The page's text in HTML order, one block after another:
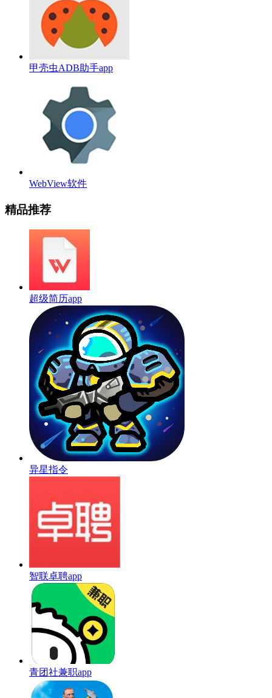
甲壳虫ADB助手app
WebView软件
精品推荐
超级简历app
异星指令
智联卓聘app
青团社兼职app